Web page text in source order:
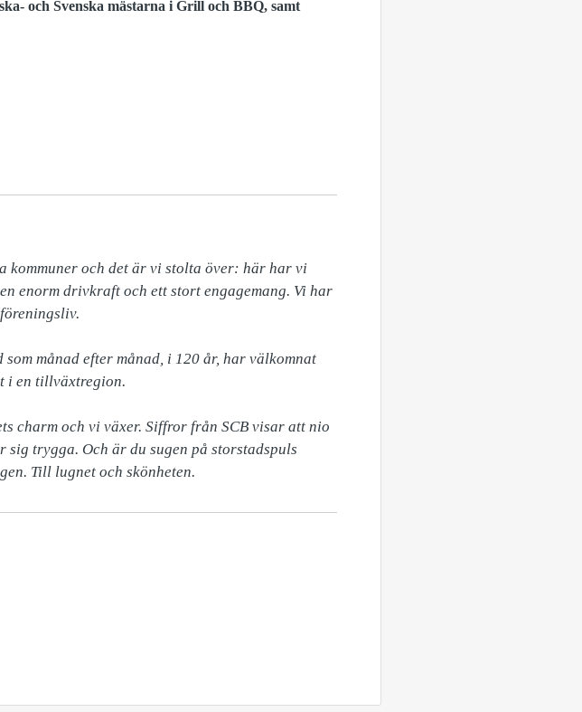
och Svenska mästarna i Grill och BBQ, samt
kommuner och det är vi stolta över: här har vi
enorm drivkraft och ett stort engagemang. Vi har
månad efter månad, i 120 år, har välkomnat
i en tillväxtregion.
charm och vi växer. Siffror från SCB visar att nio
trygga. Och är du sugen på storstadspuls